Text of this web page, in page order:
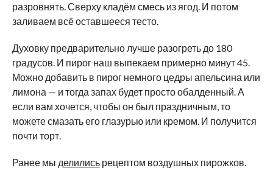
разровнять. Сверху кладём смесь из ягод. И потом
заливаем всё оставшееся тесто.
Духовку предварительно лучше разогреть до 180
градусов. И пирог наш выпекаем примерно минут 45.
Можно добавить в пирог немного цедры апельсина или
лимона — и тогда запах будет просто обалденный. А
если вам хочется, чтобы он был праздничным, то
можете смазать его глазурью или кремом. И получится
почти торт.
Ранее мы делилисьрецептом воздушных пирожков.